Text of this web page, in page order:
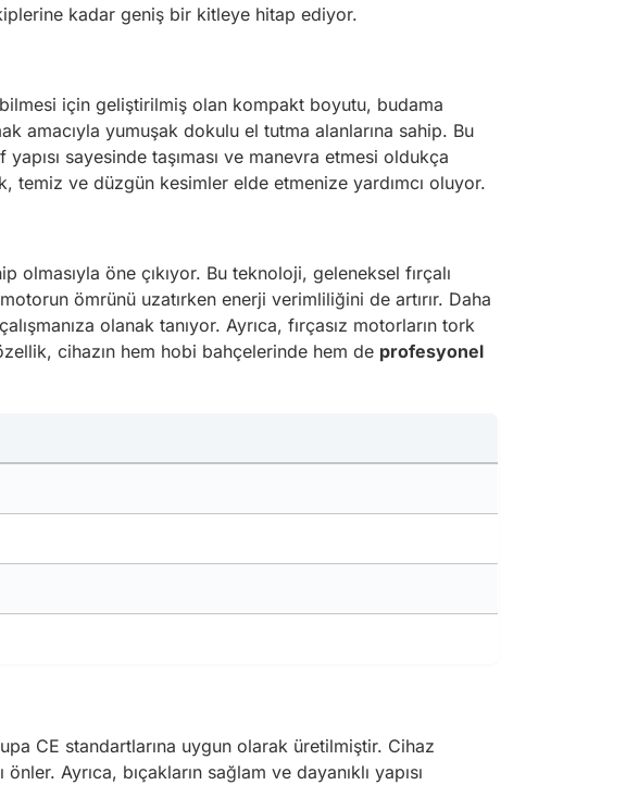
kadar geniş bir kitleye hitap ediyor.
için geliştirilmiş olan kompakt boyutu, budama
amacıyla yumuşak dokulu el tutma alanlarına sahip. Bu
sayesinde taşıması ve manevra etmesi oldukça
temiz ve düzgün kesimler elde etmenize yardımcı oluyor.
öne çıkıyor. Bu teknoloji, geleneksel fırçalı
ömrünü uzatırken enerji verimliliğini de artırır. Daha
olanak tanıyor. Ayrıca, fırçasız motorların tork
cihazın hem hobi bahçelerinde hem de profesyonel
CE standartlarına uygun olarak üretilmiştir. Cihaz
Ayrıca, bıçakların sağlam ve dayanıklı yapısı